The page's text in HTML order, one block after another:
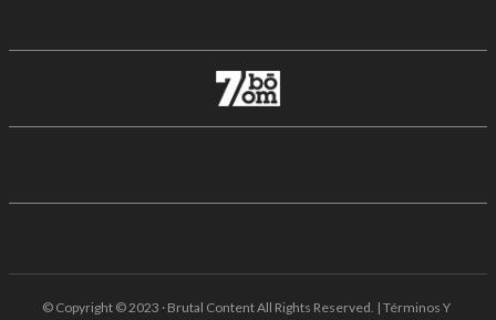
© Copyright © 2023 · Brutal Content All Rights Reserved. | Términos Y